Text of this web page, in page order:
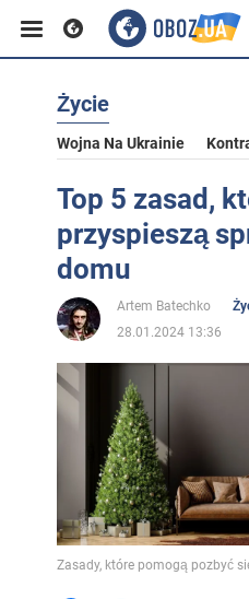
Życie
Wojna Na Ukrainie
Top 5 zasad,
przyspieszą
domu
Artem Batechko
28.01.2024 13:36
Zasady, które pomogą pozbyć